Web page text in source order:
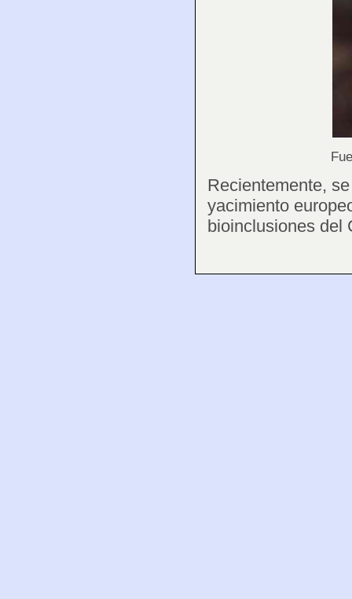
Recientemente,
yacimiento
bioinclusiones del